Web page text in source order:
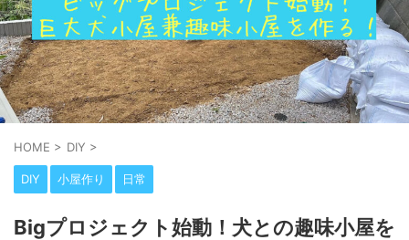
HOME > DIY >
DIY 小屋作り 日常
Bigプロジェクト始動！犬との趣味小屋を